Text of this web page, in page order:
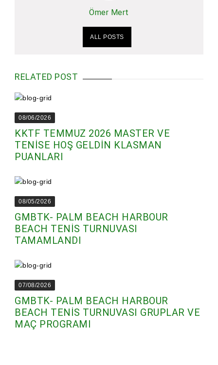
Ömer Mert
ALL POSTS
RELATED POST
08/06/2026
KKTF TEMMUZ 2026 MASTER VE
TENİSE HOŞ GELDİN KLASMAN
PUANLARI
08/05/2026
GMBTK- PALM BEACH HARBOUR
BEACH TENİS TURNUVASI
TAMAMLANDI
07/08/2026
GMBTK- PALM BEACH HARBOUR
BEACH TENİS TURNUVASI GRUPLAR VE
MAÇ PROGRAMI